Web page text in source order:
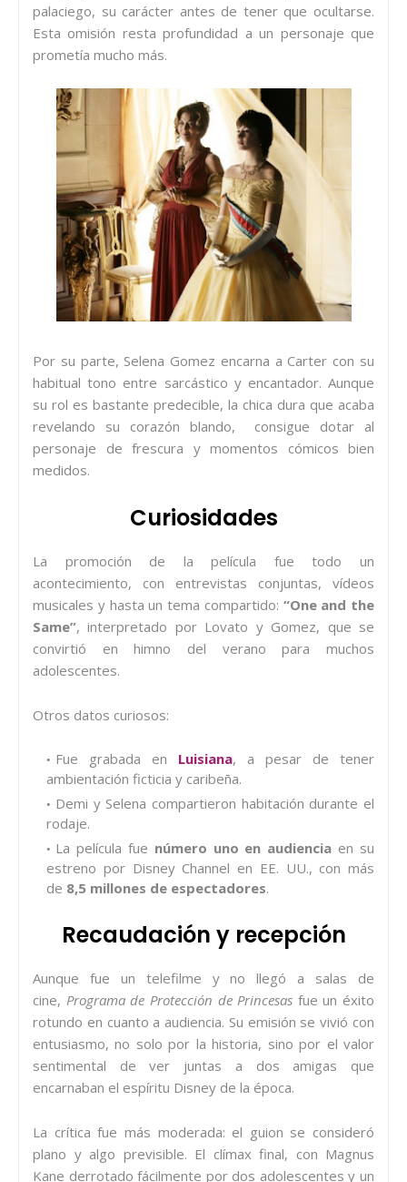
palaciego, su carácter antes de tener que ocultarse.
Esta omisión resta profundidad a un personaje que
prometía mucho más.
Por su parte, Selena Gomez encarna a Carter con su
habitual tono entre sarcástico y encantador. Aunque
su rol es bastante predecible, la chica dura que acaba
revelando su corazón blando, consigue dotar al
personaje de frescura y momentos cómicos bien
medidos.
Curiosidades
La promoción de la película fue todo un
acontecimiento, con entrevistas conjuntas, vídeos
musicales y hasta un tema compartido: “One and the
Same”, interpretado por Lovato y Gomez, que se
convirtió en himno del verano para muchos
adolescentes.
Otros datos curiosos:
Fue grabada en Luisiana, a pesar de tener
ambientación ficticia y caribeña.
Demi y Selena compartieron habitación durante el
rodaje.
La película fue número uno en audiencia en su
estreno por Disney Channel en EE. UU., con más
de 8,5 millones de espectadores.
Recaudación y recepción
Aunque fue un telefilme y no llegó a salas de
cine, Programa de Protección de Princesas fue un éxito
rotundo en cuanto a audiencia. Su emisión se vivió con
entusiasmo, no solo por la historia, sino por el valor
sentimental de ver juntas a dos amigas que
encarnaban el espíritu Disney de la época.
La crítica fue más moderada: el guion se consideró
plano y algo previsible. El clímax final, con Magnus
Kane derrotado fácilmente por dos adolescentes y un